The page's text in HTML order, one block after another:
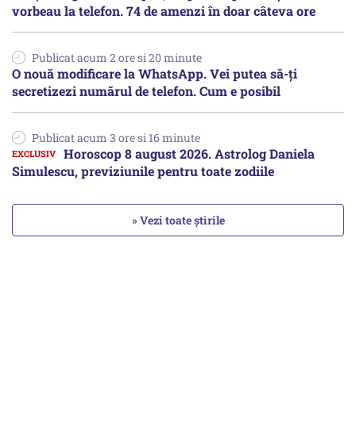
vorbeau la telefon. 74 de amenzi în doar câteva ore
Publicat acum 2 ore si 20 minute
O nouă modificare la WhatsApp. Vei putea să-ți
secretizezi numărul de telefon. Cum e posibil
Publicat acum 3 ore si 16 minute
Horoscop 8 august 2026. Astrolog Daniela
Simulescu, previziunile pentru toate zodiile
» Vezi toate știrile